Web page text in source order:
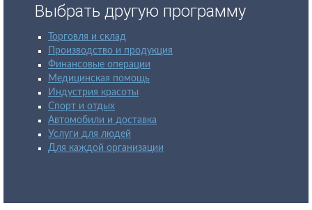
Выбрать другую программу
Торговля и склад
Производство и продукция
Финансовые операции
Медицинская помощь
Индустрия красоты
Спорт и отдых
Автомобили и доставка
Услуги для людей
Для каждой организации